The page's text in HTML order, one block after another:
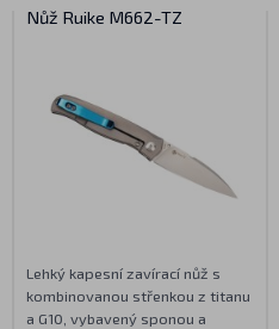
Nůž Ruike M662-TZ
Lehký kapesní zavírací nůž s
kombinovanou střenkou z titanu
a G10, vybavený sponou a